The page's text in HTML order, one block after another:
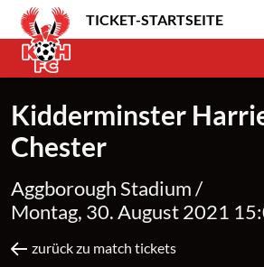
TICKET-STARTSEITE
Kidderminster
Chester
Aggborough Stadium /
Montag, 30. August 2021
zurück zu match tickets